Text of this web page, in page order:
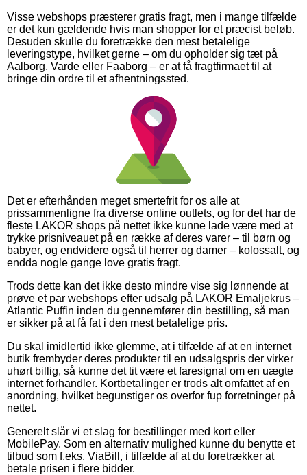
Visse webshops præsterer gratis fragt, men i mange tilfælde
er det kun gældende hvis man shopper for et præcist beløb.
Desuden skulle du foretrække den mest betalelige
leveringstype, hvilket gerne – om du opholder sig tæt på
Aalborg, Varde eller Faaborg – er at få fragtfirmaet til at
bringe din ordre til et afhentningssted.
Det er efterhånden meget smertefrit for os alle at
prissammenligne fra diverse online outlets, og for det har de
fleste LAKOR shops på nettet ikke kunne lade være med at
trykke prisniveauet på en række af deres varer – til børn og
babyer, og endvidere også til herrer og damer – kolossalt, og
endda nogle gange love gratis fragt.
Trods dette kan det ikke desto mindre vise sig lønnende at
prøve et par webshops efter udsalg på LAKOR Emaljekrus –
Atlantic Puffin inden du gennemfører din bestilling, så man
er sikker på at få fat i den mest betalelige pris.
Du skal imidlertid ikke glemme, at i tilfælde af at en internet
butik frembyder deres produkter til en udsalgspris der virker
uhørt billig, så kunne det tit være et faresignal om en uægte
internet forhandler. Kortbetalinger er trods alt omfattet af en
anordning, hvilket begunstiger os overfor fup forretninger på
nettet.
Generelt slår vi et slag for bestillinger med kort eller
MobilePay. Som en alternativ mulighed kunne du benytte et
tilbud som f.eks. ViaBill, i tilfælde af at du foretrækker at
betale prisen i flere bidder.